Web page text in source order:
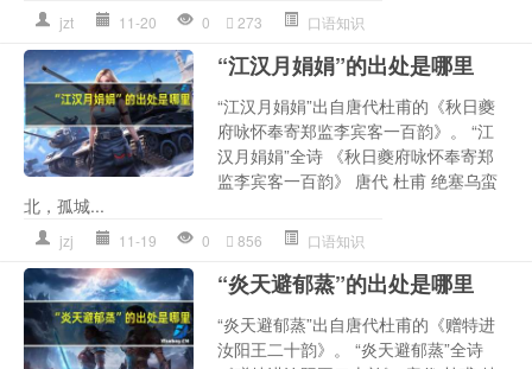
jzt 11-20 0 273 口语知识
“江汉月娟娟”的出处是哪里
“江汉月娟娟”出自唐代杜甫的《秋日夔
府咏怀奉寄郑监李宾客一百韵》。 “江
汉月娟娟”全诗 《秋日夔府咏怀奉寄郑
监李宾客一百韵》 唐代 杜甫 绝塞乌蛮
北，孤城...
jzj 11-19 0 856 口语知识
“炎天避郁蒸”的出处是哪里
“炎天避郁蒸”出自唐代杜甫的《赠特进
汝阳王二十韵》。 “炎天避郁蒸”全诗